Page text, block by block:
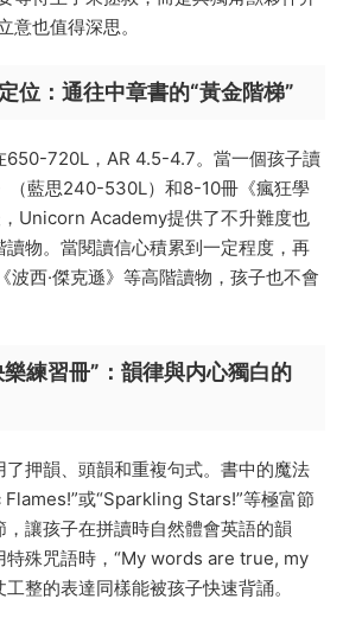
意也值得深思。
位：通往中章書的“黃金階梯”
650-720L，AR 4.5-4.7。當一個孩子讀
（藍思240-530L）和8-10冊《瘋狂學
Unicorn Academy提供了不升難度也
物。當閱讀信心積累到一定程度，再
波西·傑克遜》等高階讀物，孩子也不會
練習冊”：韻律與内心獨白的
押韻、頭韻和重複句式。書中的魔法
或“Sparkling Stars!”等極富節
讓孩子在拼讀時自然體會英語的韻
特殊咒語時，“My words are true, my
整的表達同樣能被孩子快速背誦。